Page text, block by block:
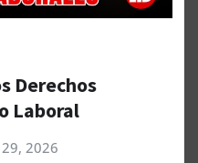
Derechos
Laboral
29, 2026